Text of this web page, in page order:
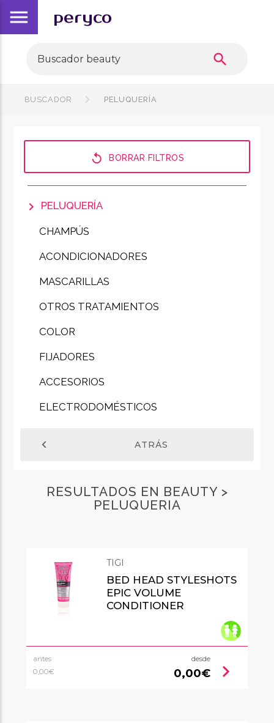
menu peryco
search
BUSCADOR PELUQUERÍA
replay BORRAR FILTROS
chevron_right PELUQUERÍA
CHAMPÚS
ACONDICIONADORES
MASCARILLAS
OTROS TRATAMIENTOS
COLOR
FIJADORES
ACCESORIOS
ELECTRODOMÉSTICOS
chevron_left ATRÁS
RESULTADOS EN BEAUTY >
PELUQUERIA
TIGI
BED HEAD STYLESHOTS
EPIC VOLUME
CONDITIONER
antes
0,00€
desde
0,00€ chevron_right